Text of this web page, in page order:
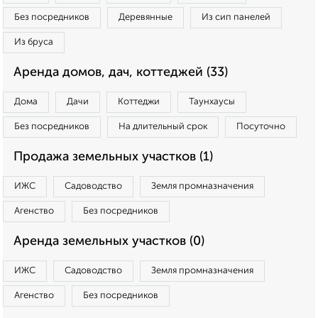
Без посредников Деревянные Из сип панелей
Из бруса
Аренда домов, дач, коттеджей (33)
Дома Дачи Коттеджи Таунхаусы
Без посредников На длительный срок Посуточно
Продажа земельных участков (1)
ИЖС Садоводство Земля промназначения
Агенство Без посредников
Аренда земельных участков (0)
ИЖС Садоводство Земля промназначения
Агенство Без посредников